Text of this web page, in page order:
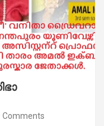
Comments